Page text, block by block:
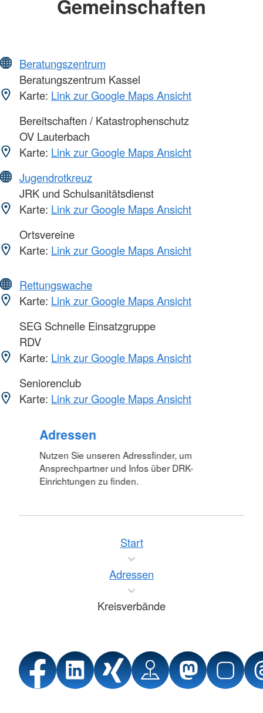
Gemeinschaften
Beratungszentrum
Beratungszentrum Kassel
Karte: Link zur Google Maps Ansicht
Bereitschaften / Katastrophenschutz
OV Lauterbach
Karte: Link zur Google Maps Ansicht
Jugendrotkreuz
JRK und Schulsanitätsdienst
Karte: Link zur Google Maps Ansicht
Ortsvereine
Karte: Link zur Google Maps Ansicht
Rettungswache
Karte: Link zur Google Maps Ansicht
SEG Schnelle Einsatzgruppe
RDV
Karte: Link zur Google Maps Ansicht
Seniorenclub
Karte: Link zur Google Maps Ansicht
Adressen
Nutzen Sie unseren Adressfinder, um
Ansprechpartner und Infos über DRK-
Einrichtungen zu finden.
Start
Adressen
Kreisverbände